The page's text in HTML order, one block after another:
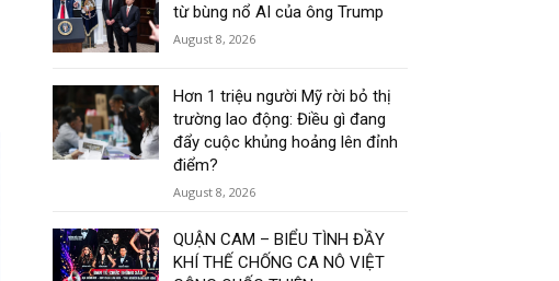
từ bùng nổ AI của ông Trump
August 8, 2026
Hơn 1 triệu người Mỹ rời bỏ thị
trường lao động: Điều gì đang
đẩy cuộc khủng hoảng lên đỉnh
điểm?
August 8, 2026
QUẬN CAM – BIỂU TÌNH ĐẦY
KHÍ THẾ CHỐNG CA NÔ VIỆT